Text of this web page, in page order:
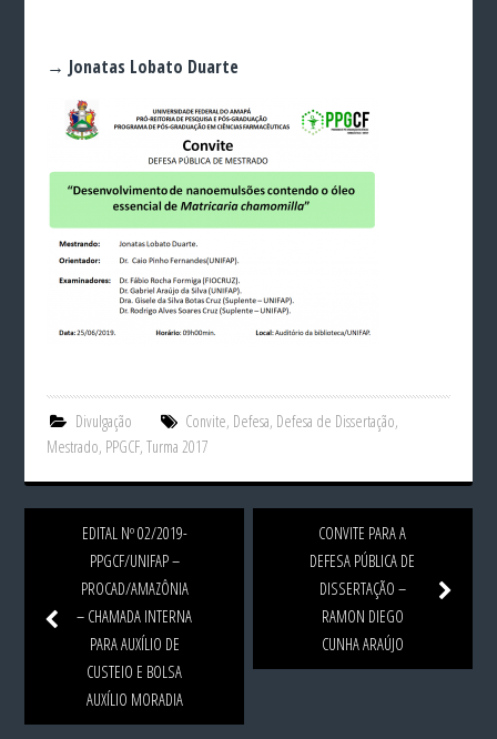
→ Jonatas Lobato Duarte
Divulgação Convite, Defesa, Defesa de Dissertação,
Mestrado, PPGCF,Turma 2017
EDITAL Nº 02/2019-
PPGCF/UNIFAP –
PROCAD/AMAZÔNIA
– CHAMADA INTERNA
PARA AUXÍLIO DE
CUSTEIO E BOLSA
AUXÍLIO MORADIA
CONVITE PARA A
DEFESA PÚBLICA DE
DISSERTAÇÃO –
RAMON DIEGO
CUNHA ARAÚJO